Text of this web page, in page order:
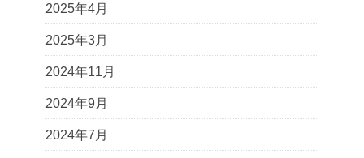
2025年4月
2025年3月
2024年11月
2024年9月
2024年7月